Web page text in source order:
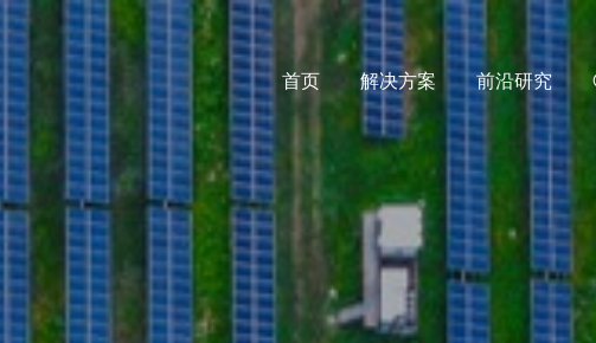
首页 解决方案 前沿研究